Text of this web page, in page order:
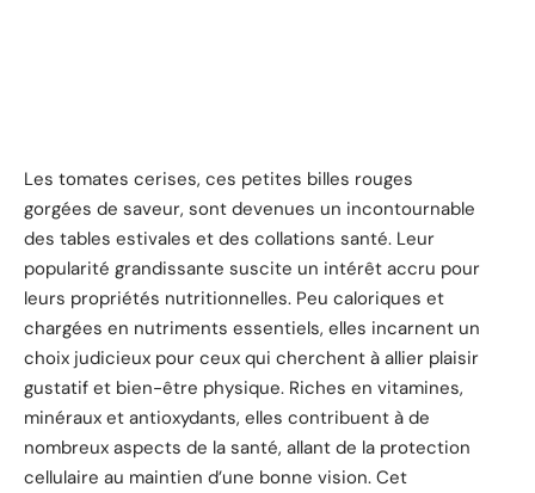
Les tomates cerises, ces petites billes rouges
gorgées de saveur, sont devenues un incontournable
des tables estivales et des collations santé. Leur
popularité grandissante suscite un intérêt accru pour
leurs propriétés nutritionnelles. Peu caloriques et
chargées en nutriments essentiels, elles incarnent un
choix judicieux pour ceux qui cherchent à allier plaisir
gustatif et bien-être physique. Riches en vitamines,
minéraux et antioxydants, elles contribuent à de
nombreux aspects de la santé, allant de la protection
cellulaire au maintien d’une bonne vision. Cet